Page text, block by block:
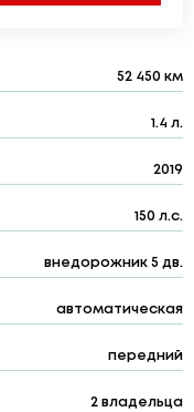
52 450 км
1.4 л.
2019
150 л.с.
внедорожник 5 дв.
автоматическая
передний
2 владельца